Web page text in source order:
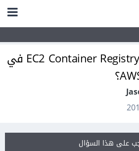
ما هي EC2 Container Registry في
على هذا السؤال